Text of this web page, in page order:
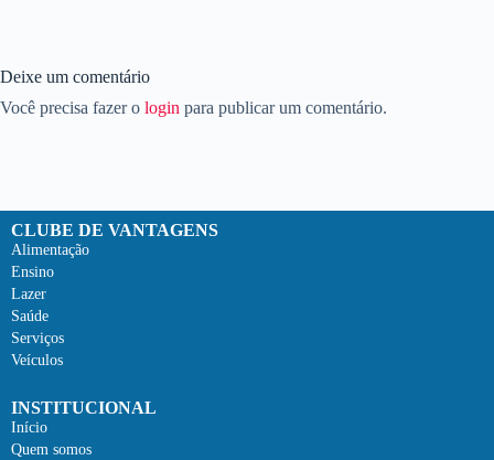
Deixe um comentário
Você precisa fazer o login para publicar um comentário.
CLUBE DE VANTAGENS
Alimentação
Ensino
Lazer
Saúde
Serviços
Veículos
INSTITUCIONAL
Início
Quem somos